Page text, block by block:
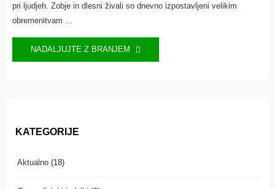
pri ljudjeh. Zobje in dlesni živali so dnevno izpostavljeni velikim
obremenitvam ...
NADALJUJTE Z BRANJEM
KATEGORIJE
Aktualno (18)